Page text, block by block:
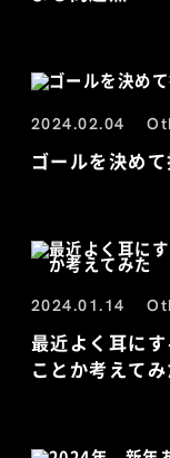
2024.02.04
ゴールを決め
2024.01.14
最近よく耳に
ことか考えてみ